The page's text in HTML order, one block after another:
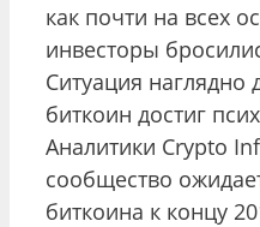
как почти на всех
инвесторы
Ситуация наглядно
биткоин достиг
Аналитики Crypto
сообщество
биткоина к концу